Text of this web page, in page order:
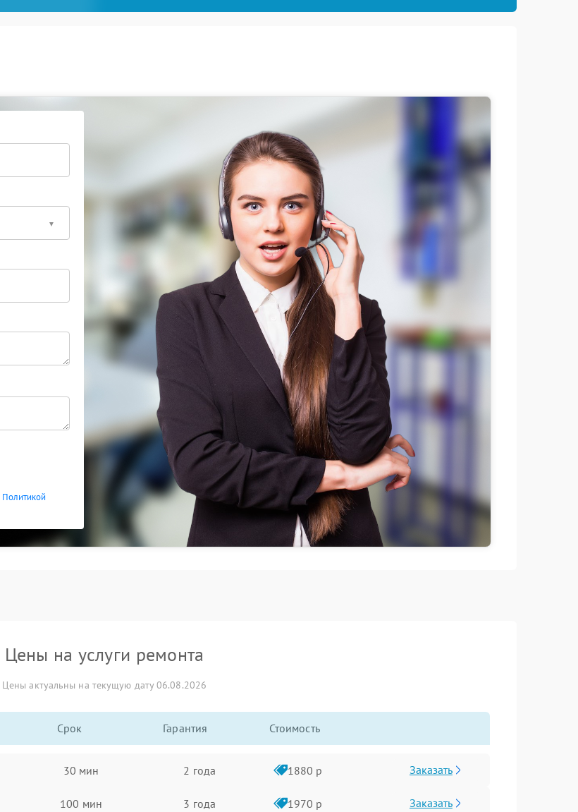
Политикой
Цены на услуги ремонта
Цены актуальны на текущую дату 06.08.2026
Срок Гарантия Стоимость
30 мин 2 года 1880 р Заказать
100 мин 3 года 1970 р Заказать